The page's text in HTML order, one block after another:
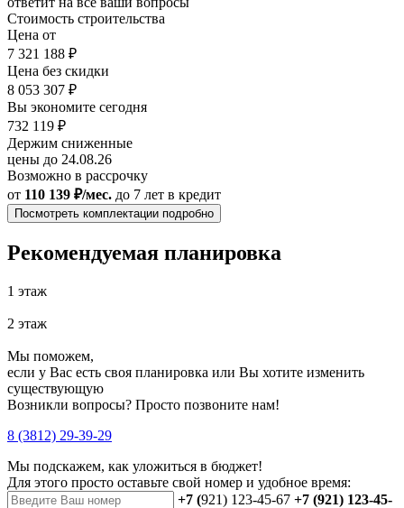
Стоимость строительства
Цена от
7 321 188 ₽
Цена без скидки
8 053 307 ₽
Вы экономите сегодня
732 119 ₽
Держим сниженные
цены до 24.08.26
Возможно в рассрочку
от 110 139 ₽/мес. до 7 лет в кредит
Посмотреть комплектации подробно
Рекомендуемая планировка
1 этаж
2 этаж
Мы поможем,
если у Вас есть своя планировка или Вы хотите изменить
существующую
Возникли вопросы? Просто позвоните нам!
8 (3812) 29-39-29
Мы подскажем, как уложиться в бюджет!
Для этого просто оставьте свой номер и удобное время:
+7 (921) 123-45-67 +7 (921) 123-45-